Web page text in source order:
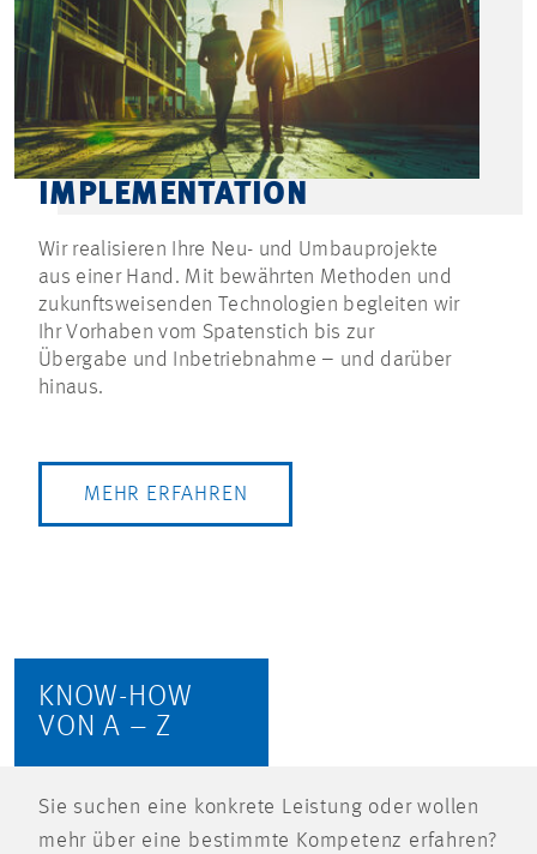
IMPLEMENTATION
Wir realisieren Ihre Neu- und Umbauprojekte
aus einer Hand. Mit bewährten Methoden und
zukunftsweisenden Technologien begleiten wir
Ihr Vorhaben vom Spatenstich bis zur
Übergabe und Inbetriebnahme – und darüber
hinaus.
MEHR ERFAHREN
KNOW-HOW
VON A – Z
Sie suchen eine konkrete Leistung oder wollen
mehr über eine bestimmte Kompetenz erfahren?